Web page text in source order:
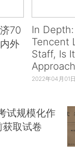
70
外
In
Tencent
Staff, Is
2022年04月01日
试规模化作
取试卷